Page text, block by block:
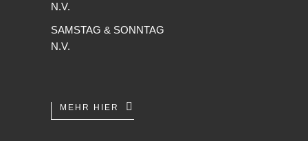
N.V.
SAMSTAG & SONNTAG
N.V.
MEHR HIER